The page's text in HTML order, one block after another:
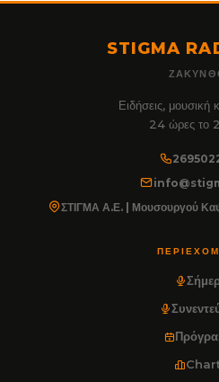
STIGMA
Ειδήσεις, μουσική
24 ώρες το
ΣΤΙΓΜΑ Α.Ε. | Μουσουργού